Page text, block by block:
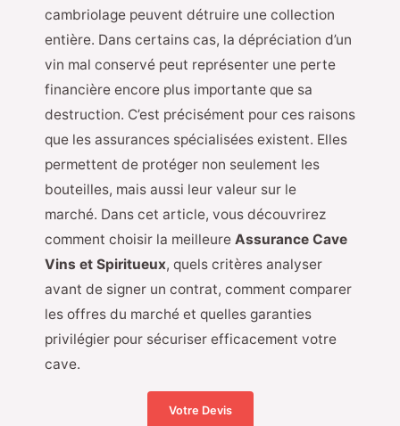
cambriolage peuvent détruire une collection
entière. Dans certains cas, la dépréciation d’un
vin mal conservé peut représenter une perte
financière encore plus importante que sa
destruction. C’est précisément pour ces raisons
que les assurances spécialisées existent. Elles
permettent de protéger non seulement les
bouteilles, mais aussi leur valeur sur le
marché. Dans cet article, vous découvrirez
comment choisir la meilleure Assurance Cave
Vins et Spiritueux, quels critères analyser
avant de signer un contrat, comment comparer
les offres du marché et quelles garanties
privilégier pour sécuriser efficacement votre
cave.
Votre Devis